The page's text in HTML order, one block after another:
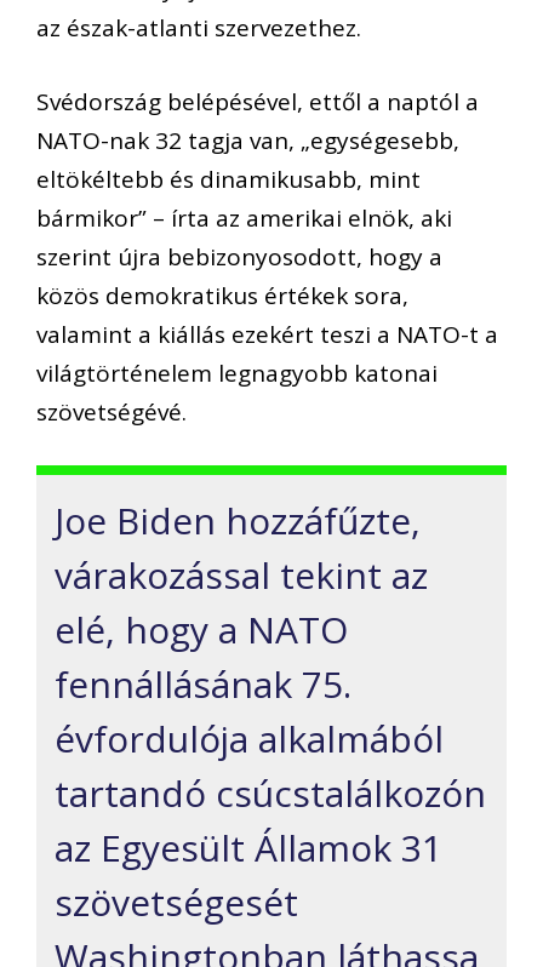
az észak-atlanti szervezethez.
Svédország belépésével, ettől a naptól a
NATO-nak 32 tagja van, „egységesebb,
eltökéltebb és dinamikusabb, mint
bármikor” – írta az amerikai elnök, aki
szerint újra bebizonyosodott, hogy a
közös demokratikus értékek sora,
valamint a kiállás ezekért teszi a NATO-t a
világtörténelem legnagyobb katonai
szövetségévé.
Joe Biden hozzáfűzte,
várakozással tekint az
elé, hogy a NATO
fennállásának 75.
évfordulója alkalmából
tartandó csúcstalálkozón
az Egyesült Államok 31
szövetségesét
Washingtonban láthassa